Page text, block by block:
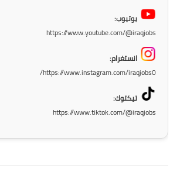
يوتيوب:
https://www.youtube.com/@iraqjobs
انستغرام:
https://www.instagram.com/iraqjobs0/
تيكتوك:
https://www.tiktok.com/@iraqjobs